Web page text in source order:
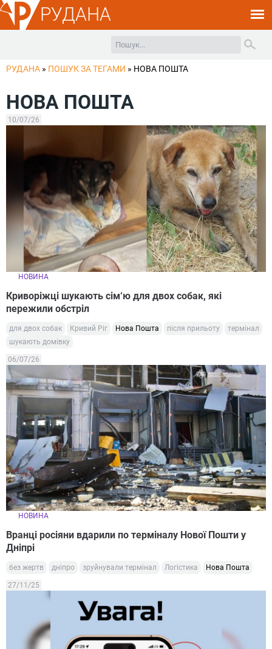
РУДАНА
РУДАНА » ПОШУК ЗА ТЕГАМИ » НОВА ПОШТА
НОВА ПОШТА
10/07/26
НОВИНА
Криворіжці шукають сім‘ю для двох собак, які
пережили обстріл
для двох собак Кривий Ріг Нова Пошта після прильоту
термінал
шукають домівку
06/07/26
НОВИНА
Вранці росіяни вдарили по терміналу Нової Пошти у
Дніпрі
без жертв дніпро зруйнували термінал Логістика Нова Пошта
27/11/25